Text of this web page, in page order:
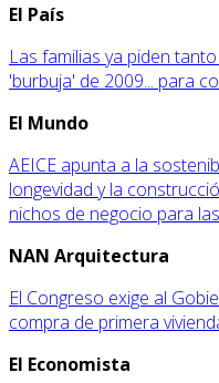
El País
Las familias ya piden
'burbuja' de 2009... para
El Mundo
AEICE apunta a la
longevidad y la
nichos de negocio para
NAN Arquitectura
El Congreso exige al
compra de primera
El Economista